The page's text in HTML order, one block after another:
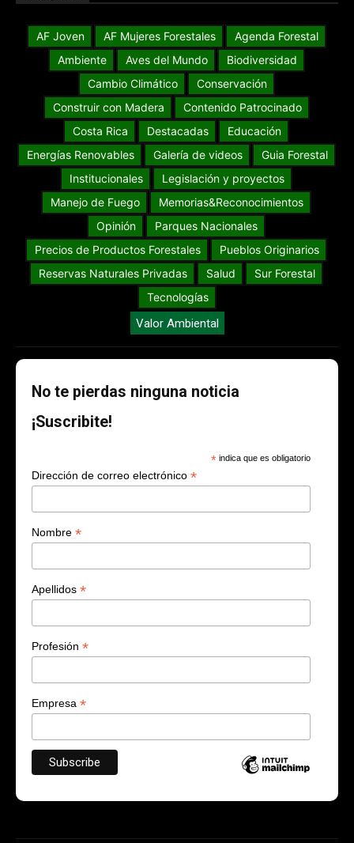
AF Joven AF Mujeres Forestales
Agenda Forestal
Ambiente
Aves del Mundo
Biodiversidad
Cambio Climático
Conservación
Construir con Madera
Contenido Patrocinado
Costa Rica
Destacadas
Educación
Energías Renovables
Galería de videos
Guia Forestal
Institucionales
Legislación y proyectos
Manejo de Fuego
Memorias&Reconocimientos
Opinión
Parques Nacionales
Precios de Productos Forestales
Pueblos Originarios
Reservas Naturales Privadas
Salud
Sur Forestal
Tecnologías
Valor Ambiental
No te pierdas ninguna noticia
¡Suscribite!
* indica que es obligatorio
Dirección de correo electrónico *
Nombre *
Apellidos *
Profesión *
Empresa *